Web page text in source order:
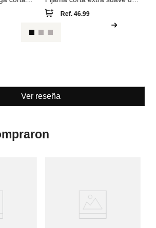
viscosa
Ref.46.99
Ver reseña